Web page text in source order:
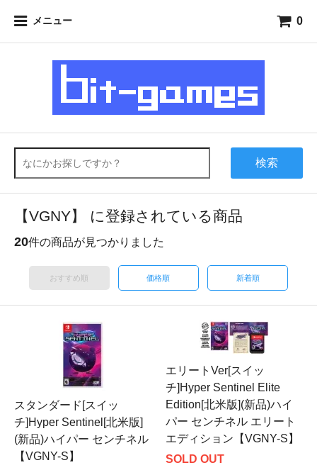
メニュー 0
検索
【VGNY】 に登録されている商品
20件の商品が見つかりました
おすすめ順 価格順 新着順
スタンダード[スイッ
チ]Hyper Sentinel[北米版]
(新品)ハイパー センチネル
【VGNY-S】
エリートVer[スイッ
チ]Hyper Sentinel Elite
Edition[北米版](新品)ハイ
パー センチネル エリート
エディション【VGNY-S】
SOLD OUT